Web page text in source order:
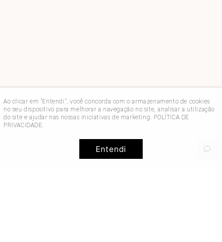
Ao clicar em "Entendi", você concorda com o armazenamento de cookies
no seu dispositivo para melhorar a navegação no site, analisar a utilização
do site e ajudar nas nossas iniciativas de marketing. POLÍTICA DE
PRIVACIDADE.
Entendi